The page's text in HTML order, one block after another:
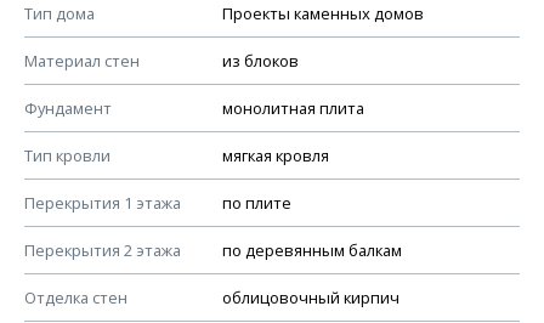
Тип дома Проекты каменных домов
Материал стен из блоков
Фундамент монолитная плита
Тип кровли мягкая кровля
Перекрытия 1 этажа по плите
Перекрытия 2 этажа по деревянным балкам
Отделка стен облицовочный кирпич
Смотрите советы по выбору материала в нашем
КОНСТРУКТИВНЫЕ РЕШЕНИЯ (КР)
Ведомость рабочих чертежей основного комплекта КР
План фундамента
Устройство фундамента, спецификация материалов
Планы перекрытий этажей, спецификация элементов
Устройство перекрытий
Устройство стен